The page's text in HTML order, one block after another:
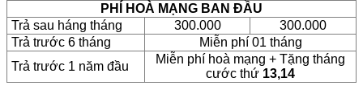
PHÍ HOÀ MẠNG BAN ĐẦU
Trả sau háng tháng
300.000
300.000
Trả trước 6 tháng
Miễn phí 01 tháng
Trả trước 1 năm đầu
Miễn phí hoà mạng + Tặng tháng
cước thứ 13,14